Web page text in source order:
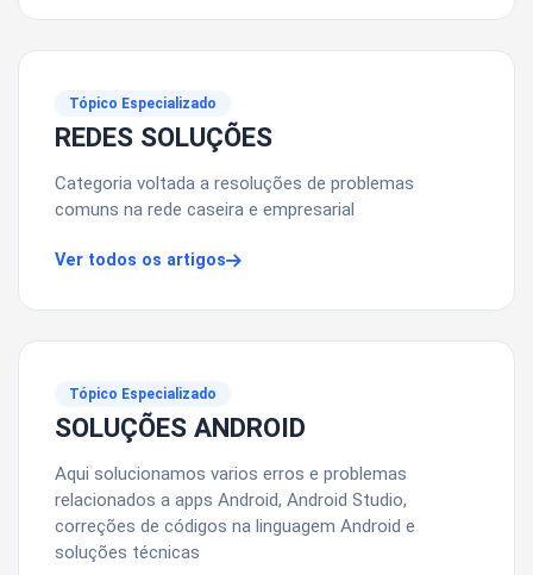
Tópico Especializado
REDES SOLUÇÕES
Categoria voltada a resoluções de problemas
comuns na rede caseira e empresarial
Ver todos os artigos
Tópico Especializado
SOLUÇÕES ANDROID
Aqui solucionamos varios erros e problemas
relacionados a apps Android, Android Studio,
correções de códigos na linguagem Android e
soluções técnicas